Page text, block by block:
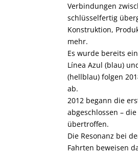
Verbindungen
schlüsselfertig
Kons­truktion,
mehr.
Es wurde bereits
Línea Azul (blau)
(hellblau) folgen
ab.
2012 begann die
abgeschlossen –
übertroffen.
Die Resonanz bei
Fahrten beweisen